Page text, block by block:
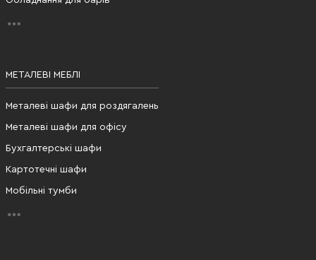
МЕТАЛЕВІ МЕБЛІ
Металеві шафи для роздягалень
Металеві шафи для офісу
Бухгалтерські шафи
Картотечні шафи
Мобільні тумби